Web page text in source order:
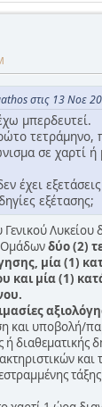
στις 13 Νοε
μπερδευτεί.
τετράμηνο,
σε χαρτί
έχει
εξέτασης;
Γενικού Λυκείου
Ομάδωνδύο (2)
μία (1)
και μία (1)
και υποβολή/
ή διαθεματικής
τάξης